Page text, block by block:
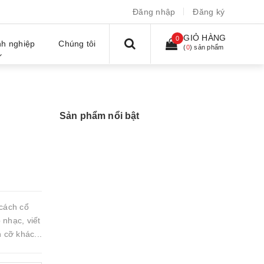
Đăng nhập Đăng ký
nghiệp Chúng tôi
0 GIỎ HÀNG
(0) sản phẩm
cổ
nhạc, viết
khác...
Sản phẩm nổi bật